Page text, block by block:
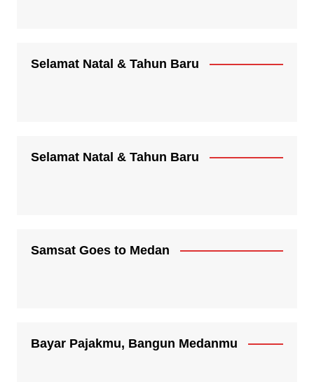
Selamat Natal & Tahun Baru
Selamat Natal & Tahun Baru
Samsat Goes to Medan
Bayar Pajakmu, Bangun Medanmu